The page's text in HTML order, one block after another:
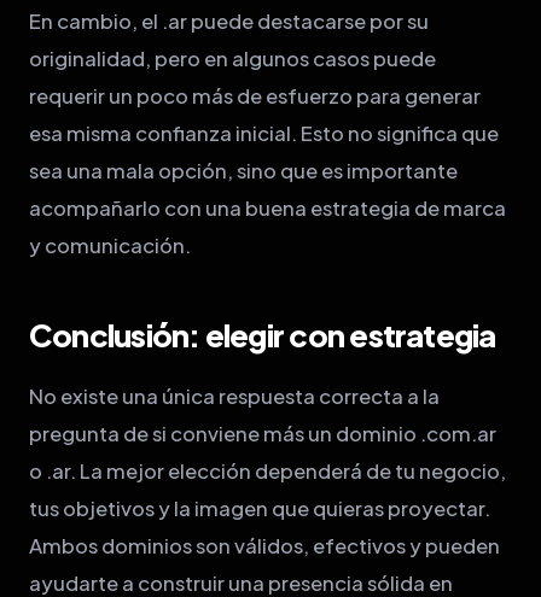
En cambio, el .ar puede destacarse por su
originalidad, pero en algunos casos puede
requerir un poco más de esfuerzo para generar
esa misma confianza inicial. Esto no significa que
sea una mala opción, sino que es importante
acompañarlo con una buena estrategia de marca
y comunicación.
Conclusión: elegir con estrategia
No existe una única respuesta correcta a la
pregunta de si conviene más un dominio .com.ar
o .ar. La mejor elección dependerá de tu negocio,
tus objetivos y la imagen que quieras proyectar.
Ambos dominios son válidos, efectivos y pueden
ayudarte a construir una presencia sólida en